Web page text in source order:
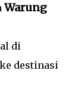
Warung
di
destinasi